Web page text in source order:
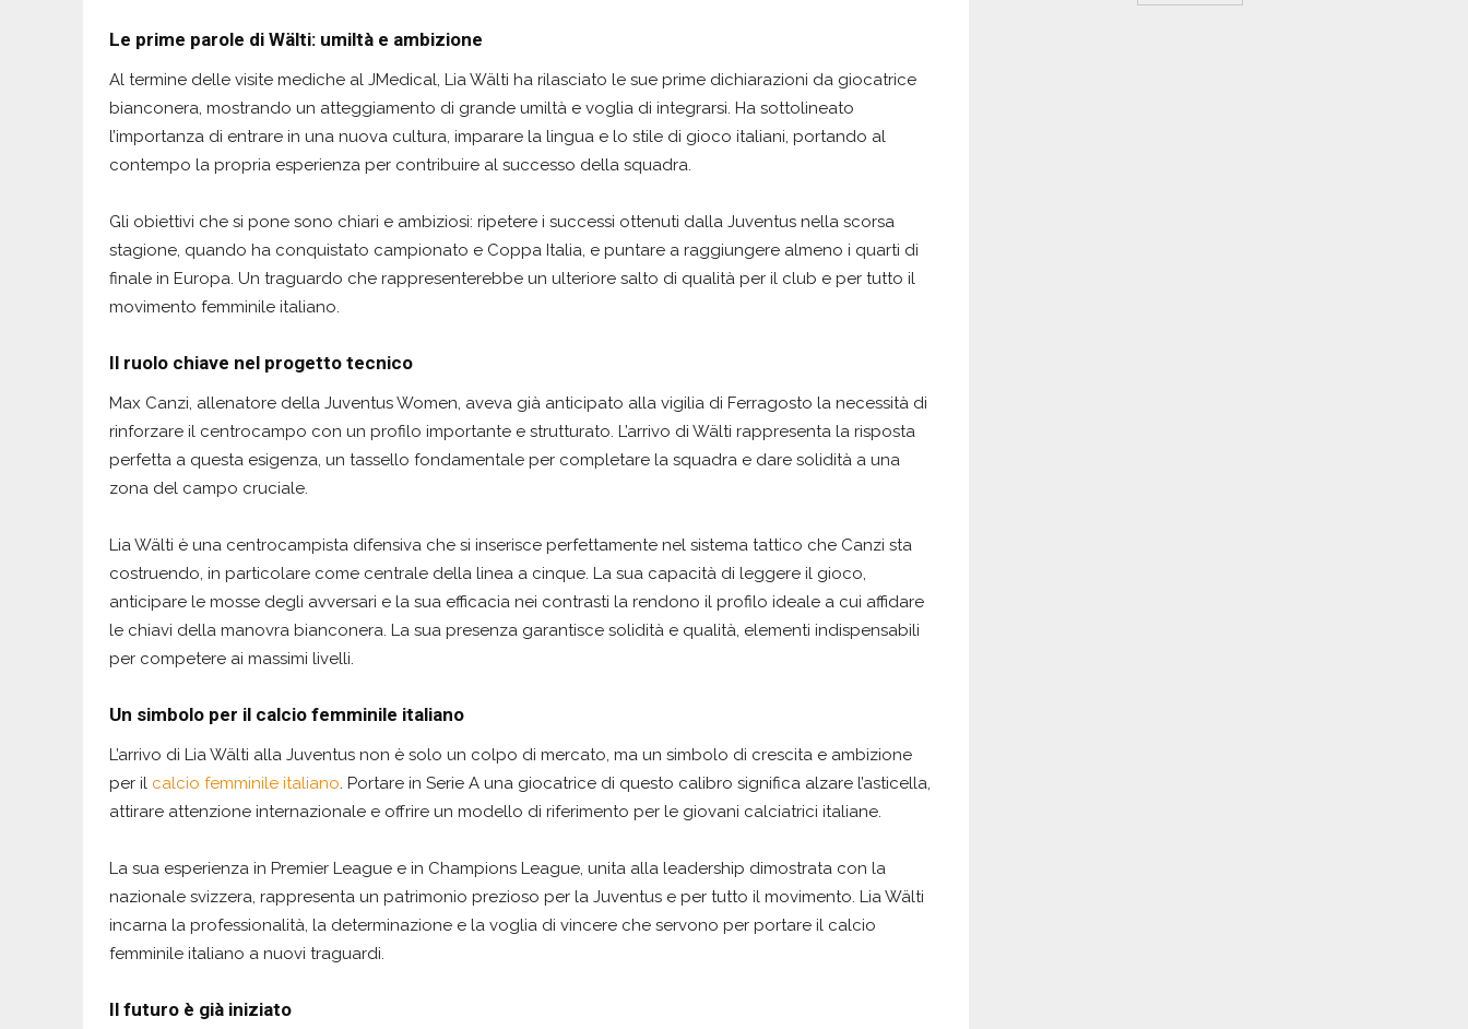
Le prime parole di Wälti: umiltà e ambizione
Al termine delle visite mediche al JMedical, Lia Wälti ha rilasciato le sue prime dichiarazioni da giocatrice
bianconera, mostrando un atteggiamento di grande umiltà e voglia di integrarsi. Ha sottolineato
l’importanza di entrare in una nuova cultura, imparare la lingua e lo stile di gioco italiani, portando al
contempo la propria esperienza per contribuire al successo della squadra.
Gli obiettivi che si pone sono chiari e ambiziosi: ripetere i successi ottenuti dalla Juventus nella scorsa
stagione, quando ha conquistato campionato e Coppa Italia, e puntare a raggiungere almeno i quarti di
finale in Europa. Un traguardo che rappresenterebbe un ulteriore salto di qualità per il club e per tutto il
movimento femminile italiano.
Il ruolo chiave nel progetto tecnico
Max Canzi, allenatore della Juventus Women, aveva già anticipato alla vigilia di Ferragosto la necessità di
rinforzare il centrocampo con un profilo importante e strutturato. L’arrivo di Wälti rappresenta la risposta
perfetta a questa esigenza, un tassello fondamentale per completare la squadra e dare solidità a una
zona del campo cruciale.
Lia Wälti è una centrocampista difensiva che si inserisce perfettamente nel sistema tattico che Canzi sta
costruendo, in particolare come centrale della linea a cinque. La sua capacità di leggere il gioco,
anticipare le mosse degli avversari e la sua efficacia nei contrasti la rendono il profilo ideale a cui affidare
le chiavi della manovra bianconera. La sua presenza garantisce solidità e qualità, elementi indispensabili
per competere ai massimi livelli.
Un simbolo per il calcio femminile italiano
L’arrivo di Lia Wälti alla Juventus non è solo un colpo di mercato, ma un simbolo di crescita e ambizione
per il calcio femminile italiano . Portare in Serie A una giocatrice di questo calibro significa alzare l’asticella,
attirare attenzione internazionale e offrire un modello di riferimento per le giovani calciatrici italiane.
La sua esperienza in Premier League e in Champions League, unita alla leadership dimostrata con la
nazionale svizzera, rappresenta un patrimonio prezioso per la Juventus e per tutto il movimento. Lia Wälti
incarna la professionalità, la determinazione e la voglia di vincere che servono per portare il calcio
femminile italiano a nuovi traguardi.
Il futuro è già iniziato